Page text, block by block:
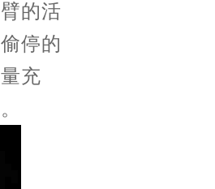
的活
停的
充